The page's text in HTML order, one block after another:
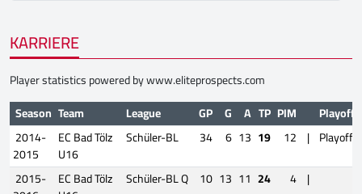
KARRIERE
Player statistics powered bywww.eliteprospects.com
Season Team League GP G A TP PIM
Playoffs
2014-
2015
EC Bad Tölz
U16
Schüler-BL 34 6 13 19 12 | Playoffs
2015-
EC Bad Tölz
Schüler-BL Q 10 13 11 24 4 |